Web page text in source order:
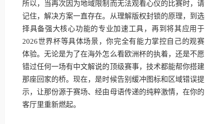
所以，当再次因为地域限制而无法观看心仪的比赛时，请
记住，解决方案一直存在。从理解版权封锁的原理，到选
择具备强大核心功能的专业加速工具，再到将其应用于
2026世界杯等具体场景，你完全有能力掌控自己的观赛
体验。无论是为了在海外怎么看欧洲杯的执着，还是不愿
错过任何一场有中文解说的顶级赛事，技术都能帮你搭建
那座回家的桥。现在，是时候告别缓冲图标和区域错误提
示，让那份源于赛场、经由母语传递的纯粹激情，在你的
客厅里重新燃起。